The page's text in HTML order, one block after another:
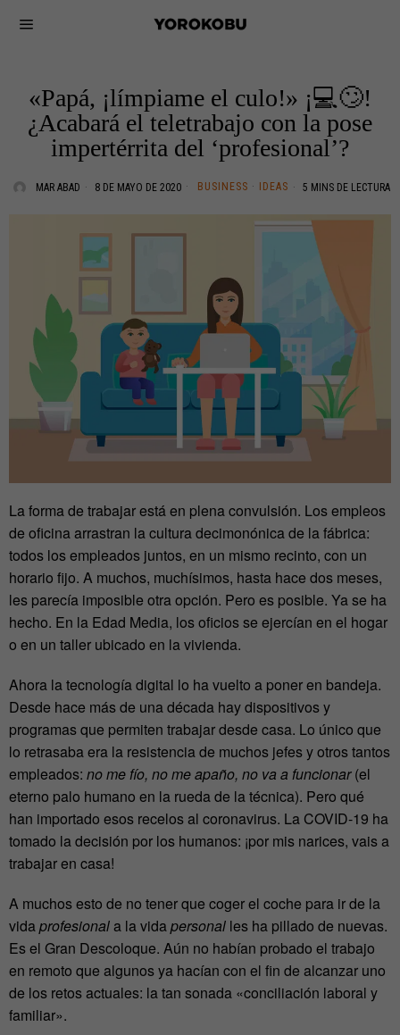
«Papá, ¡límpiame el culo!» ¡💻🙄!
¿Acabará el teletrabajo con la pose
impertérrita del ‘profesional’?
MAR ABAD 8 DE MAYO DE 2020 BUSINESS · IDEAS 5 MINS DE LECTURA
La forma de trabajar está en plena convulsión. Los empleos
de oficina arrastran la cultura decimonónica de la fábrica:
todos los empleados juntos, en un mismo recinto, con un
horario fijo. A muchos, muchísimos, hasta hace dos meses,
les parecía imposible otra opción. Pero es posible. Ya se ha
hecho. En la Edad Media, los oficios se ejercían en el hogar
o en un taller ubicado en la vivienda.
Ahora la tecnología digital lo ha vuelto a poner en bandeja.
Desde hace más de una década hay dispositivos y
programas que permiten trabajar desde casa. Lo único que
lo retrasaba era la resistencia de muchos jefes y otros tantos
empleados: no me fío, no me apaño, no va a funcionar(el
eterno palo humano en la rueda de la técnica). Pero qué
han importado esos recelos al coronavirus. La COVID-19 ha
tomado la decisión por los humanos: ¡por mis narices, vais a
trabajar en casa!
A muchos esto de no tener que coger el coche para ir de la
vidaprofesionala la vidapersonal les ha pillado de nuevas.
Es el Gran Descoloque. Aún no habían probado el trabajo
en remoto que algunos ya hacían con el fin de alcanzar uno
de los retos actuales: la tan sonada «conciliación laboral y
familiar».